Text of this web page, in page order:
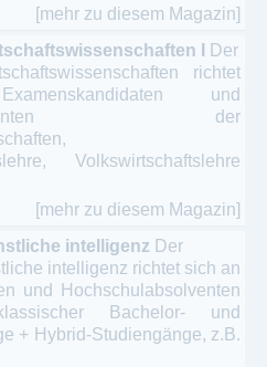
[mehr zu diesem Magazin]
I
Der
richtet
und
der
Volkswirtschaftslehre
[mehr zu diesem Magazin]
intelligenz Der
intelligenz richtet sich an
und Hochschulabsolventen
Bachelor- und
+ Hybrid-Studiengänge, z.B.